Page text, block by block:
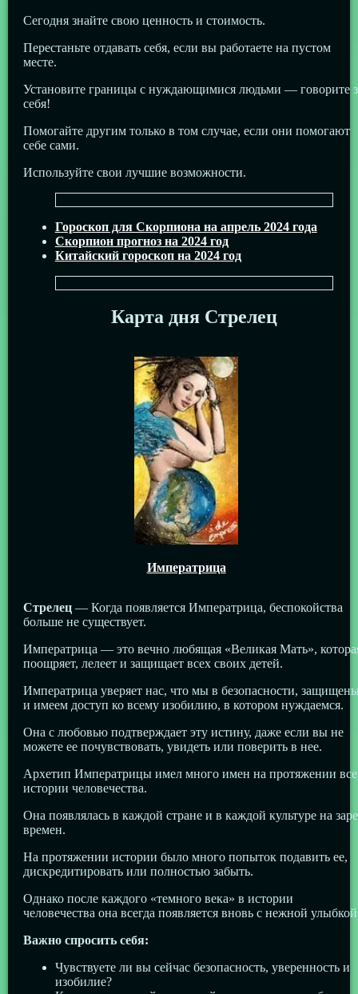
Сегодня знайте свою ценность и стоимость.
Перестаньте отдавать себя, если вы работаете на пустом
месте.
Установите границы с нуждающимися людьми — говорите
себя!
Помогайте другим только в том случае, если они помогают
себе сами.
Используйте свои лучшие возможности.
Гороскоп для Скорпиона на апрель 2024 года
Скорпион прогноз на 2024 год
Китайский гороскоп на 2024 год
Карта дня Стрелец
Императрица
Стрелец— Когда появляется Императрица, беспокойства
больше не существует.
Императрица — это вечно любящая «Великая Мать»,
поощряет, лелеет и защищает всех своих детей.
Императрица уверяет нас, что мы в безопасности,
и имеем доступ ко всему изобилию, в котором нуждаемся.
Она с любовью подтверждает эту истину, даже если вы не
можете ее почувствовать, увидеть или поверить в нее.
Архетип Императрицы имел много имен на протяжении
истории человечества.
Она появлялась в каждой стране и в каждой культуре на заре
времен.
На протяжении истории было много попыток подавить ее,
дискредитировать или полностью забыть.
Однако после каждого «темного века» в истории
человечества она всегда появляется вновь с нежной
Важно спросить себя:
Чувствуете ли вы сейчас безопасность, уверенность и
изобилие?